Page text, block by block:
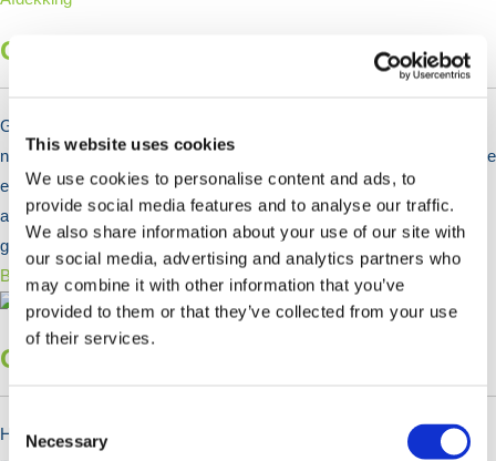
This website uses cookies
We use cookies to personalise content and ads, to
provide social media features and to analyse our traffic.
We also share information about your use of our site with
our social media, advertising and analytics partners who
may combine it with other information that you’ve
provided to them or that they’ve collected from your use
of their services.
Selection
Necessary
GVK Looppaden & Afdekking
GVK Loopbruggen en GVK Afdekkingen worden gebruikt wanneer
niet-geleidende, corrosiebestendige platen vereist zijn – waar warmte
en elektriciteit aanwezig zijn. We bieden drie verschillende
afwerkingen voor onze GRP-platen – met korrels, ruitprofiel en glad,
geschikt voor al je behoeften.
Bekijk Producten >
GVK Borden & Palen
HERMEQ biedt GVK (glasvezelversterkte kunststof) borden en